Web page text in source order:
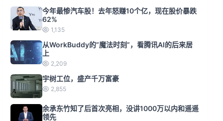
今年最惨汽车股！去年怒赚10个亿，现在股价暴跌
62%
1,135
从WorkBuddy的“魔法时刻”，看腾讯AI的后来居
上
2,209
宇树工位，盛产千万富豪
2,855
余承东竹知了后首次亮相，没讲1000万以内和遥遥
领先